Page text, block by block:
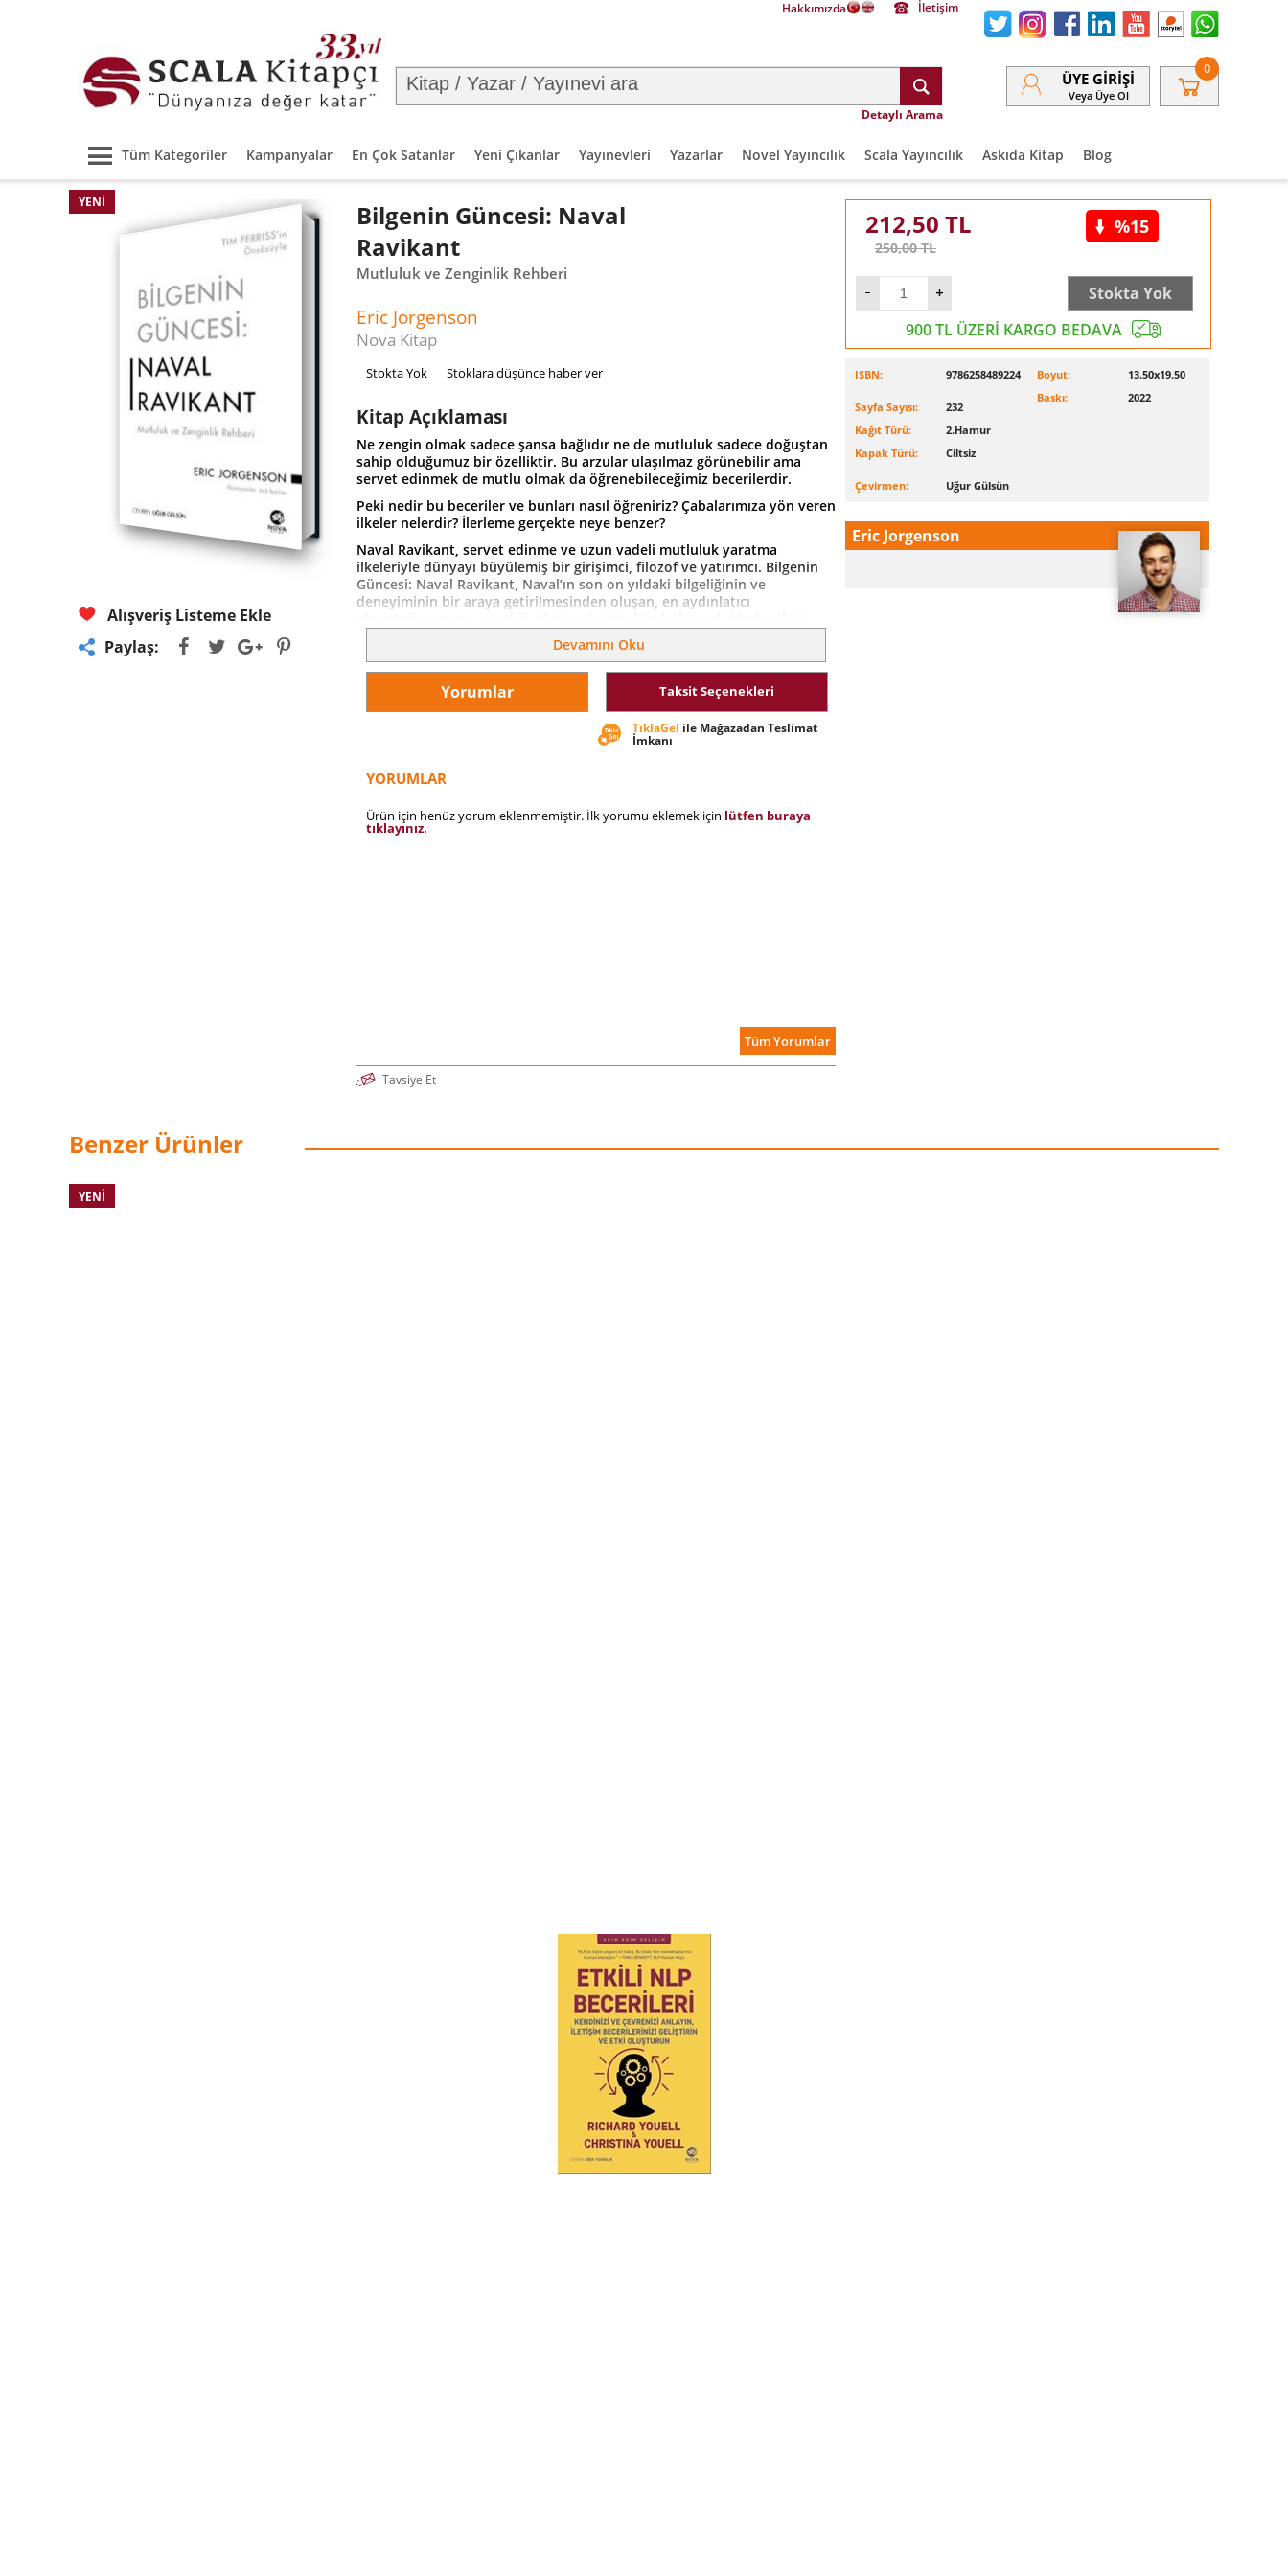
Hakkımızda İletişim
Detaylı Arama
ÜYE GIRIŞI
Veya Üye Ol
0
Tüm Kategoriler Kampanyalar En Çok Satanlar Yeni Çıkanlar Yayınevleri Yazarlar Novel Yayıncılık Scala Yayıncılık Askıda Kitap Blog
YENI
Alışveriş Listeme Ekle
Paylaş:
Bilgenin Güncesi: Naval
Ravikant
Mutluluk ve Zenginlik Rehberi
Eric Jorgenson
Nova Kitap
Stokta Yok Stoklara düşünce haber ver
Kitap Açıklaması
Ne zengin olmak sadece şansa bağlıdır ne de mutluluk sadece doğuştan
sahip olduğumuz bir özelliktir. Bu arzular ulaşılmaz görünebilir ama
servet edinmek de mutlu olmak da öğrenebileceğimiz becerilerdir.
Peki nedir bu beceriler ve bunları nasıl öğreniriz? Çabalarımıza yön veren
ilkeler nelerdir? İlerleme gerçekte neye benzer?
Naval Ravikant, servet edinme ve uzun vadeli mutluluk yaratma
ilkeleriyle dünyayı büyülemiş bir girişimci, filozof ve yatırımcı. Bilgenin
Güncesi: Naval Ravikant, Naval’ın son on yıldaki bilgeliğinin ve
deneyiminin bir araya getirilmesinden oluşan, en aydınlatıcı
kişisel gelişim kitaplarından ziyade, Naval’ın kendi sözleriyle, daha
mutlu, daha zengin bir hayata doğru kendi benzersiz yolunuzda nasıl
yürüyeceğinizi anlatan bir rehber.
“Ben Naval’ı Melek Filozof olarak adlandırıyorum ve Bilgenin Güncesi
bunun nedenini gösteriyor. Akıldan çıkmayan bir bilgelik ve derin
kavrayışlarla dolu, zihinsel dişlileriniz fazla mesai yapacak.”
“Naval inanılmaz bir bilgelik kaynağı. Bu kitap ise Naval’ın dehasının bir
yeniden okumayı planlıyorum. Bir kitap için daha büyük bir övgü
düşünemiyorum.”
Devamını Oku
Yorumlar Taksit Seçenekleri
TıklaGel ile Mağazadan Teslimat
İmkanı
YORUMLAR
Ürün için henüz yorum eklenmemiştir. İlk yorumu eklemek için lütfen buraya
tıklayınız.
Tüm Yorumlar
Tavsiye Et
212,50 TL
250,00TL
%15
Stokta Yok
900 TL ÜZERİ KARGO BEDAVA
ISBN: 9786258489224
Sayfa Sayısı:
232
Kağıt Türü:
2.Hamur
Kapak Türü:
Ciltsiz
Çevirmen: Uğur Gülsün
Boyut:
13.50x19.50
Baskı:
2022
Eric Jorgenson
Benzer Ürünler
YENI